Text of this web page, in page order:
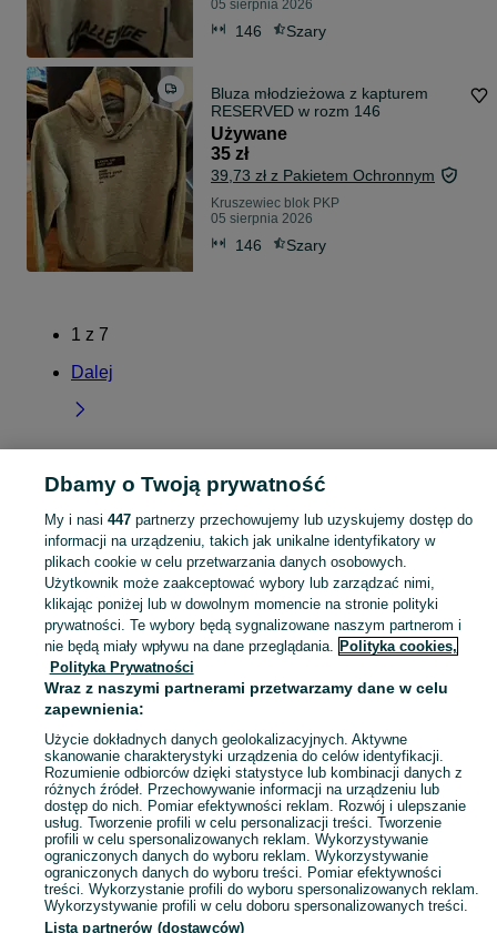
05 sierpnia 2026
146 Szary
Bluza młodzieżowa z kapturem
RESERVED w rozm 146
Używane
35 zł
39,73 zł z Pakietem Ochronnym
Kruszewiec blok PKP
05 sierpnia 2026
146 Szary
1 z 7
Dalej
Strona główna Łódzkie Kruszewiec blok PKP
KATEGORIA
Skorzystaj z największego serwisu ogłoszeniowego - Kruszewiec blok PKP i okolice! Kupuj to, czego pragniesz i sprzedawaj to, czego już nie potrzebujesz! Zobacz
Mapa kategorii
Mapa miejscowości
Mapa ministron
Popularne wyszukiwania
Dbamy o Twoją prywatność
My i nasi 447partnerzy przechowujemy lub uzyskujemy dostęp do
informacji na urządzeniu, takich jak unikalne identyfikatory w
plikach cookie w celu przetwarzania danych osobowych.
Użytkownik może zaakceptować wybory lub zarządzać nimi,
klikając poniżej lub w dowolnym momencie na stronie polityki
prywatności. Te wybory będą sygnalizowane naszym partnerom i
nie będą miały wpływu na dane przeglądania. Polityka cookies,
Polityka Prywatności
Wraz z naszymi partnerami przetwarzamy dane w celu
zapewnienia:
Użycie dokładnych danych geolokalizacyjnych. Aktywne
skanowanie charakterystyki urządzenia do celów identyfikacji.
Rozumienie odbiorców dzięki statystyce lub kombinacji danych z
różnych źródeł. Przechowywanie informacji na urządzeniu lub
dostęp do nich. Pomiar efektywności reklam. Rozwój i ulepszanie
usług. Tworzenie profili w celu personalizacji treści. Tworzenie
profili w celu spersonalizowanych reklam. Wykorzystywanie
ograniczonych danych do wyboru reklam. Wykorzystywanie
ograniczonych danych do wyboru treści. Pomiar efektywności
treści. Wykorzystanie profili do wyboru spersonalizowanych reklam.
Wykorzystywanie profili w celu doboru spersonalizowanych treści.
Lista partnerów (dostawców)